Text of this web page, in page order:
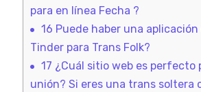
para en línea Fecha ?
16 Puede haber una
Tinder para Trans Folk?
17 ¿Cuál sitio web es perfecto
unión? Si eres una trans soltera